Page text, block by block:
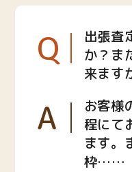
Q
出張査
か？ま
来ます
A
お客様
程にて
ます。
枠……